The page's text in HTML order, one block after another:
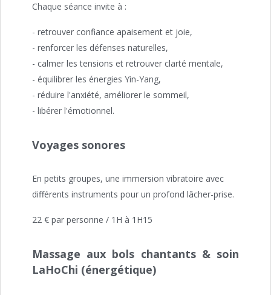
Chaque séance invite à :
- retrouver confiance apaisement et joie,
- renforcer les défenses naturelles,
- calmer les tensions et retrouver clarté mentale,
- équilibrer les énergies Yin-Yang,
- réduire l'anxiété, améliorer le sommeil,
- libérer l'émotionnel.
Voyages sonores
En petits groupes, une immersion vibratoire avec
différents instruments pour un profond lâcher-prise.
22 € par personne / 1H à 1H15
Massage aux bols chantants & soin
LaHoChi (énergétique)